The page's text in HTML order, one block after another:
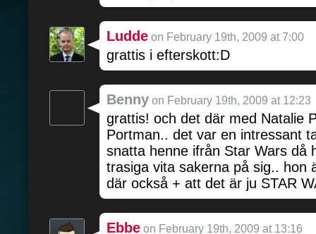
Ludde on February 19th, 2009 at 7:00
grattis i efterskott:D
Benny on February 19th, 2009 at 12:23
grattis! och det där med Natalie
Portman.. det var en intressant
snatta henne ifrån Star Wars då
trasiga vita sakerna på sig.. hon
där också + att det är ju STAR
Ebbe on February 19th, 2009 at 13:16